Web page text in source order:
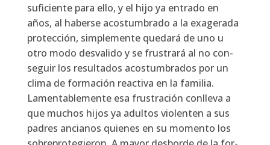
sufi­cien­te para ello, y el hijo ya entra­do en
años, al haber­se acos­tum­bra­do a la exa­ge­ra­da
pro­tec­ción, sim­ple­men­te que­da­rá de uno u
otro modo des­va­li­do y se frus­tra­rá al no con­
se­guir los resul­ta­dos acos­tum­bra­dos por un
cli­ma de for­ma­ción reac­ti­va en la fami­lia.
Lamen­ta­ble­men­te esa frus­tra­ción con­lle­va a
que muchos hijos ya adul­tos vio­len­ten a sus
padres ancia­nos quie­nes en su momen­to los